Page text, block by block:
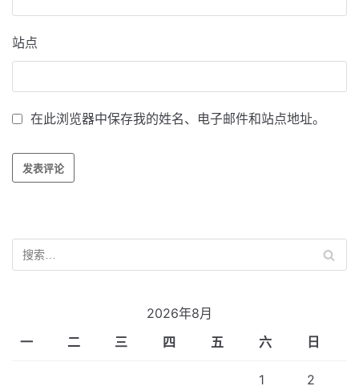
站点
在此浏览器中保存我的姓名、电子邮件和站点地址。
2026年8月
一
二 三 四 五 六 日
1 2